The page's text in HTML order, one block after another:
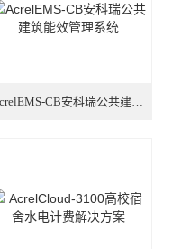
AcrelEMS-CB安科瑞公共建筑能效管理系统